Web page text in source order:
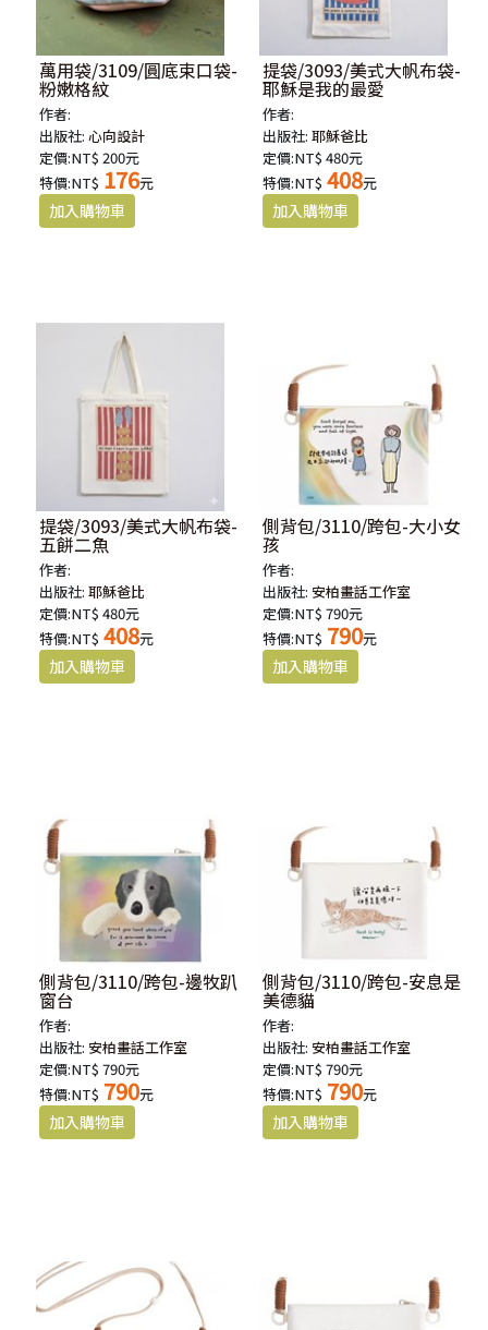
萬用袋/3109/圓底束口袋-
粉嫩格紋
作者:
出版社:心向設計
定價:NT$ 200元
特價:NT$ 176元
提袋/3093/美式大帆布袋-
耶穌是我的最愛
作者:
出版社:耶穌爸比
定價:NT$ 480元
特價:NT$ 408元
提袋/3093/美式大帆布袋-
五餅二魚
作者:
出版社:耶穌爸比
定價:NT$ 480元
特價:NT$ 408元
側背包/3110/跨包-大小女
孩
作者:
出版社:安柏畫話工作室
定價:NT$ 790元
特價:NT$ 790元
側背包/3110/跨包-邊牧趴
窗台
作者:
出版社:安柏畫話工作室
定價:NT$ 790元
特價:NT$ 790元
側背包/3110/跨包-安息是
美德貓
作者:
出版社:安柏畫話工作室
定價:NT$ 790元
特價:NT$ 790元